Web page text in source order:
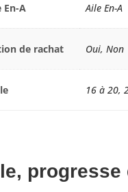
En-A Aile En-A
de rachat Oui, Non
16 à 20,
progresse